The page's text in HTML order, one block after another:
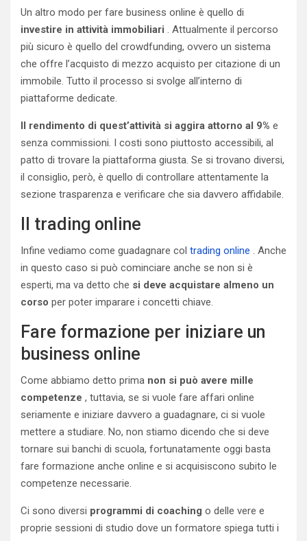
Un altro modo per fare business online è quello di
investire in attività immobiliari . Attualmente il percorso
più sicuro è quello del crowdfunding, ovvero un sistema
che offre l’acquisto di mezzo acquisto per citazione di un
immobile. Tutto il processo si svolge all’interno di
piattaforme dedicate.
Il rendimento di quest’attività si aggira attorno al 9% e
senza commissioni. I costi sono piuttosto accessibili, al
patto di trovare la piattaforma giusta. Se si trovano diversi,
il consiglio, però, è quello di controllare attentamente la
sezione trasparenza e verificare che sia davvero affidabile.
Il trading online
Infine vediamo come guadagnare col trading online . Anche
in questo caso si può cominciare anche se non si è
esperti, ma va detto che si deve acquistare almeno un
corso per poter imparare i concetti chiave.
Fare formazione per iniziare un
business online
Come abbiamo detto prima non si può avere mille
competenze , tuttavia, se si vuole fare affari online
seriamente e iniziare davvero a guadagnare, ci si vuole
mettere a studiare. No, non stiamo dicendo che si deve
tornare sui banchi di scuola, fortunatamente oggi basta
fare formazione anche online e si acquisiscono subito le
competenze necessarie.
Ci sono diversi programmi di coaching o delle vere e
proprie sessioni di studio dove un formatore spiega tutti i